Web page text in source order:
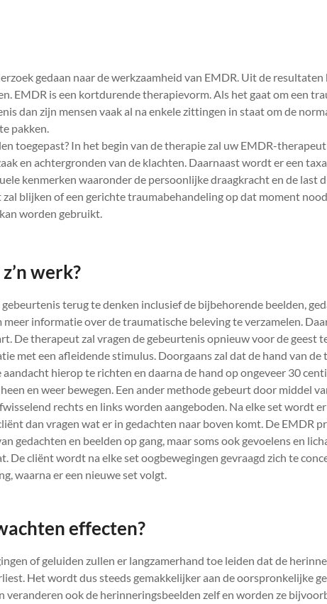
gedaan naar de werkzaamheid van EMDR. Uit de
EMDR is een kortdurende therapievorm. Als het gaat om een
dan zijn mensen vaak al na enkele zittingen in staat om de
pakken.
toegepast? In het begin van de therapie zal uw EMDR-
en achtergronden van de klachten. Daarnaast wordt er een
kenmerken waaronder de persoonlijke draagkracht en de last
blijken of een gerichte traumabehandeling op dat moment
worden gebruikt.
werk?
terug te denken inclusief de bijbehorende beelden,
meer informatie over de traumatische beleving te verzamelen.
De therapeut zal vragen de gebeurtenis opnieuw voor de geest
met een afleidende stimulus. Doorgaans zal dat de hand van de
hierop te richten en daarna de hand op ongeveer 30
en weer bewegen. Een ander methode gebeurt door middel
rechts en links worden aangeboden. Na elke set wordt
dan vragen wat er in gedachten naar boven komt. De EMDR
gedachten en beelden op gang, maar soms ook gevoelens en
De cliënt wordt na elke set oogbewegingen gevraagd zich te
waarna er een nieuwe set volgt.
effecten?
of geluiden zullen er langzamerhand toe leiden dat de
Het wordt dus steeds gemakkelijker aan de oorspronkelijke
veranderen ook de herinneringsbeelden zelf en worden ze